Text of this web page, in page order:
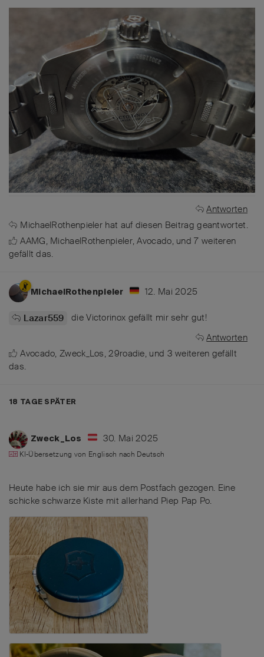
Antworten
MichaelRothenpieler hat auf diesen Beitrag geantwortet.
AAMG, MichaelRothenpieler,Avocado, und7 weiteren
gefällt das.
MichaelRothenpieler 12. Mai 2025
Lazar559
die Victorinox gefällt mir sehr gut!
Antworten
Avocado,Zweck_Los,29roadie, und 3 weiteren gefällt
das.
18 TAGE SPÄTER
Zweck_Los 30. Mai 2025
KI-Übersetzung von Englisch nach Deutsch
Heute habe ich sie mir aus dem Postfach gezogen. Eine
schicke schwarze Kiste mit allerhand Piep Pap Po.